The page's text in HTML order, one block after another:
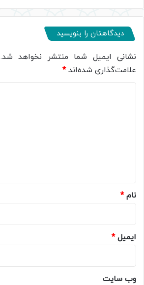
دیدگاهتان را بنویسید
نشانی ایمیل شما منتشر نخواهد شد.
علامت‌گذاری شده‌اند*
نام*
ایمیل*
وب‌ سایت